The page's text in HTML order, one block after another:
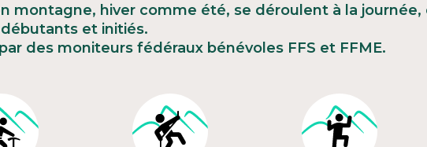
montagne, hiver comme été, se déroulent à la
et initiés.
des moniteurs fédéraux bénévoles FFS et FFME.